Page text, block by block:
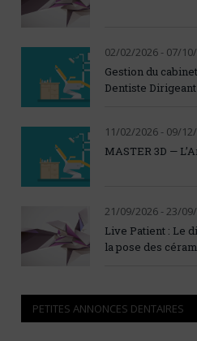
02/02/2026 - 07/
Gestion du
Dentiste Dirigeant
11/02/2026 - 09/
MASTER 3D —
21/09/2026 - 23/
Live Patient : Le
la pose des
PETITES ANNONCES DENTAIRES